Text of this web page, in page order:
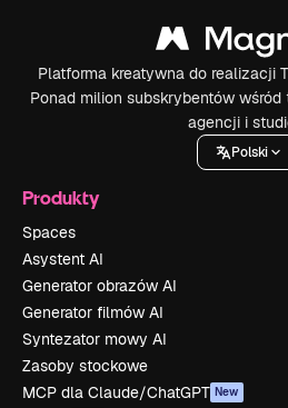
Platforma kreatywna do realizacji
Ponad milion subskrybentów
agencji i
Polski
Produkty
Spaces
Asystent AI
Generator obrazów AI
Generator filmów AI
Syntezator mowy AI
Zasoby stockowe
MCP dla Claude/ChatGPT New